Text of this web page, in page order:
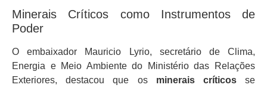
Minerais Críticos como Instrumentos de
Poder
O embaixador Mauricio Lyrio, secretário de Clima,
Energia e Meio Ambiente do Ministério das Relações
Exteriores, destacou que os minerais críticosse